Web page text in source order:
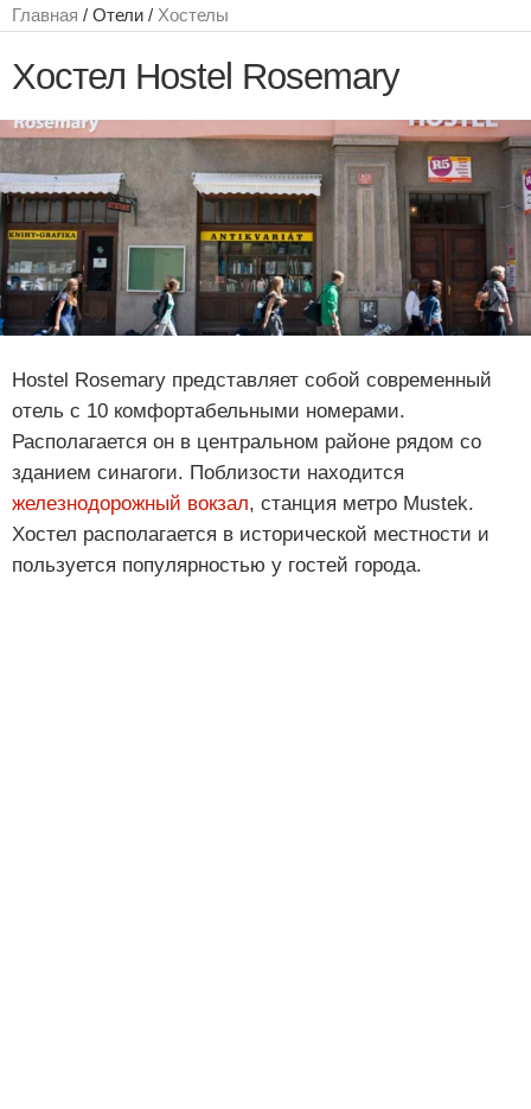
Главная / Отели / Хостелы
Хостел Hostel Rosemary
Hostel Rosemary представляет собой современный
отель с 10 комфортабельными номерами.
Располагается он в центральном районе рядом со
зданием синагоги. Поблизости находится
железнодорожный вокзал, станция метро Mustek.
Хостел располагается в исторической местности и
пользуется популярностью у гостей города.